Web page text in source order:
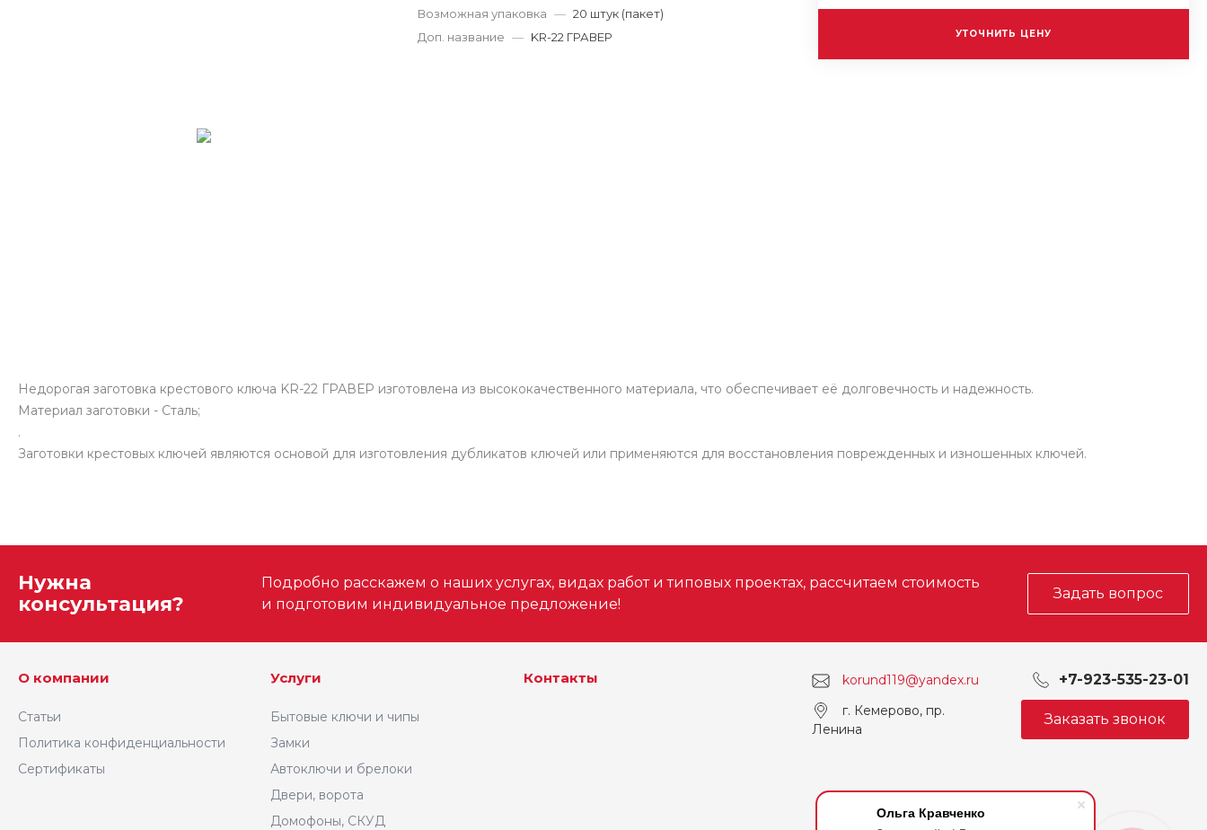
Ольга Кравченко
+7-923-535-23-01
Возможная упаковка — 20 штук (пакет)
Доп. название — KR-22 ГРАВЕР УТОЧНИТЬ ЦЕНУ
Недорогая заготовка крестового ключа KR-22 ГРАВЕР изготовлена из высококачественного материала, что обеспечивает её долговечность и надежность.
Материал заготовки - Сталь;
.
Заготовки крестовых ключей являются основой для изготовления дубликатов ключей или применяются для восстановления поврежденных и изношенных ключей.
Нужна
консультация?
Подробно расскажем о наших услугах, видах работ и типовых проектах, рассчитаем стоимость
и подготовим индивидуальное предложение!
Задать вопрос
О компании
Статьи
Политика конфиденциальности
Сертификаты
Услуги
Бытовые ключи и чипы
Замки
Автоключи и брелоки
Двери, ворота
Домофоны, СКУД
Контакты korund119@yandex.ru +7-923-535-23-01
г. Кемерово, пр.
Ленина
Заказать звонок